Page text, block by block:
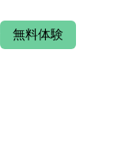
無料体験